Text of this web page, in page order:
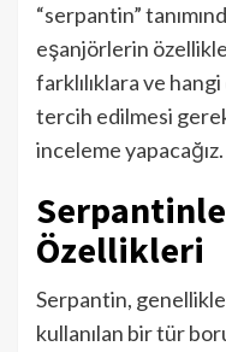
“serpantin”
eşanjörlerin
farklılıklara ve
tercih edilmesi
inceleme yapacağız.
Özellikleri
Serpantin, genellikle
kullanılan bir tür